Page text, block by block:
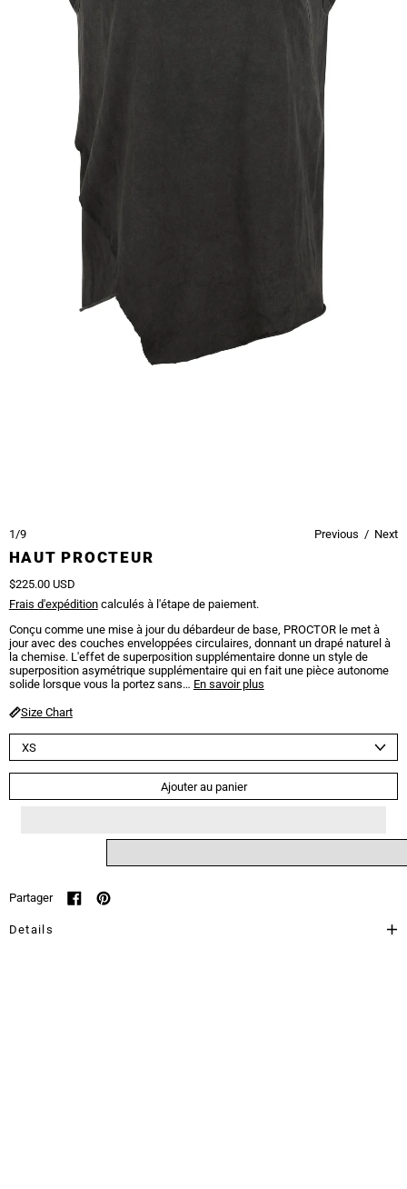
1/9 Previous / Next
HAUT PROCTEUR
Prix régulier
$225.00 USD
Frais d'expéditioncalculés à l'étape de paiement.
Conçu comme une mise à jour du débardeur de base, PROCTOR le met à
jour avec des couches enveloppées circulaires, donnant un drapé naturel à
la chemise. L'effet de superposition supplémentaire donne un style de
superposition asymétrique supplémentaire qui en fait une pièce autonome
solide lorsque vous la portez sans… En savoir plus
Size Chart
Ajouter au panier
Partager
Details